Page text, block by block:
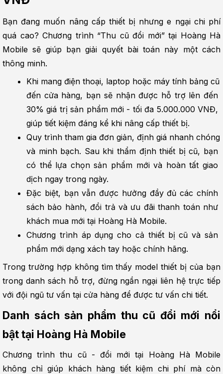
Bạn đang muốn nâng cấp thiết bị nhưng e ngại chi phí
quá cao? Chương trình “Thu cũ đổi mới” tại Hoàng Hà
Mobile sẽ giúp bạn giải quyết bài toán này một cách
thông minh.
Khi mang điện thoại, laptop hoặc máy tính bảng cũ
đến cửa hàng, bạn sẽ nhận được hỗ trợ lên đến
30% giá trị sản phẩm mới - tối đa 5.000.000 VNĐ,
giúp tiết kiệm đáng kể khi nâng cấp thiết bị.
Quy trình tham gia đơn giản, định giá nhanh chóng
và minh bạch. Sau khi thẩm định thiết bị cũ, bạn
có thể lựa chọn sản phẩm mới và hoàn tất giao
dịch ngay trong ngày.
Đặc biệt, bạn vẫn được hưởng đầy đủ các chính
sách bảo hành, đổi trả và ưu đãi thanh toán như
khách mua mới tại Hoàng Hà Mobile.
Chương trình áp dụng cho cả thiết bị cũ và sản
phẩm mới dạng xách tay hoặc chính hãng.
Trong trường hợp không tìm thấy model thiết bị của bạn
trong danh sách hỗ trợ, đừng ngần ngại liên hệ trực tiếp
với đội ngũ tư vấn tại cửa hàng để được tư vấn chi tiết.
Danh sách sản phẩm thu cũ đổi mới nổi
bật tại Hoàng Hà Mobile
Chương trình thu cũ - đổi mới tại Hoàng Hà Mobile
không chỉ giúp khách hàng tiết kiệm chi phí mà còn